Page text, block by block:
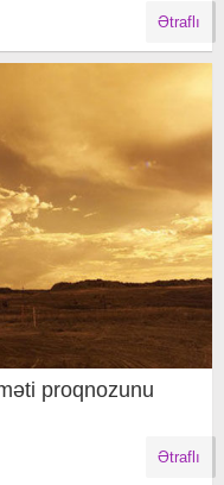
Ətraflı
proqnozunu
Ətraflı